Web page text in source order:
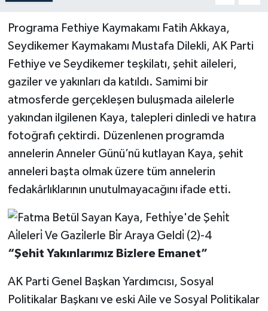
Programa Fethiye Kaymakamı Fatih Akkaya,
Seydikemer Kaymakamı Mustafa Dilekli, AK Parti
Fethiye ve Seydikemer teşkilatı, şehit aileleri,
gaziler ve yakınları da katıldı. Samimi bir
atmosferde gerçekleşen buluşmada ailelerle
yakından ilgilenen Kaya, talepleri dinledi ve hatıra
fotoğrafı çektirdi. Düzenlenen programda
annelerin Anneler Günü’nü kutlayan Kaya, şehit
anneleri başta olmak üzere tüm annelerin
fedakârlıklarının unutulmayacağını ifade etti.
“Şehit Yakınlarımız Bizlere Emanet”
AK Parti Genel Başkan Yardımcısı, Sosyal
Politikalar Başkanı ve eski Aile ve Sosyal Politikalar